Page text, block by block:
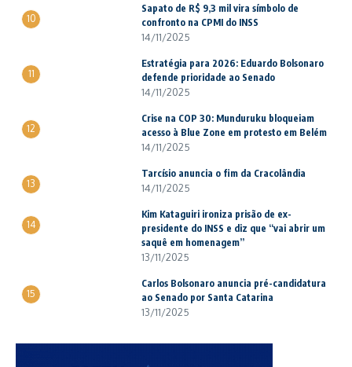
10
Sapato de R$ 9,3 mil vira símbolo de
confronto na CPMI do INSS
14/11/2025
11
Estratégia para 2026: Eduardo Bolsonaro
defende prioridade ao Senado
14/11/2025
12
Crise na COP 30: Munduruku bloqueiam
acesso à Blue Zone em protesto em Belém
14/11/2025
13
Tarcísio anuncia o fim da Cracolândia
14/11/2025
14
Kim Kataguiri ironiza prisão de ex-
presidente do INSS e diz que “vai abrir um
saquê em homenagem”
13/11/2025
15
Carlos Bolsonaro anuncia pré-candidatura
ao Senado por Santa Catarina
13/11/2025